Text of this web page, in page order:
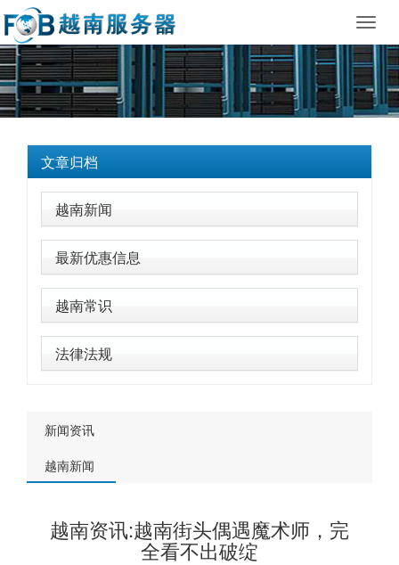
文章归档
越南新闻
最新优惠信息
越南常识
法律法规
新闻资讯
越南新闻
越南资讯:越南街头偶遇魔术师，完
全看不出破绽